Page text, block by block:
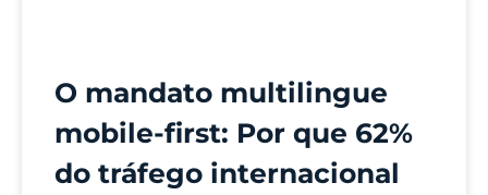
O mandato multilingue
mobile-first: Por que 62%
do tráfego internacional